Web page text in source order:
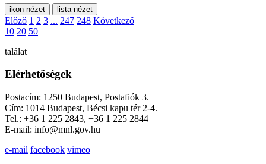
ikon nézet lista nézet
Előző 1 2 3 ... 247 248 Következő
10 20 50
találat
Elérhetőségek
Postacím: 1250 Budapest, Postafiók 3.
Cím: 1014 Budapest, Bécsi kapu tér 2-4.
Tel.: +36 1 225 2843, +36 1 225 2844
E-mail: info@mnl.gov.hu
e-mail facebook vimeo